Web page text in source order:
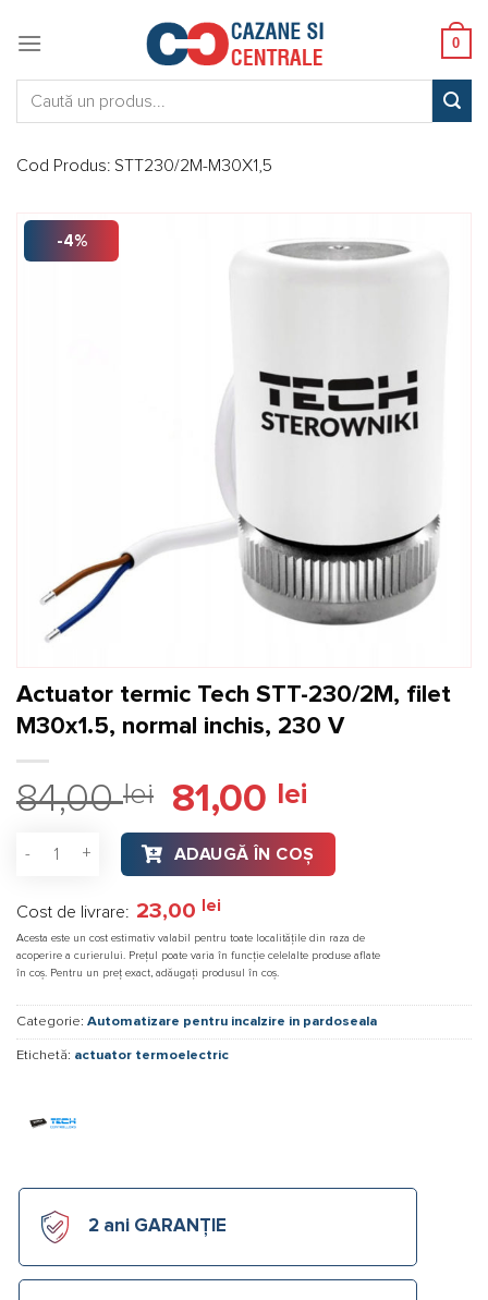
0
Cod Produs: STT230/2M-M30X1,5
-4%
Actuator termic Tech STT-230/2M, filet
M30x1.5, normal inchis, 230 V
84,00lei
Prețul
inițial
a
fost:
84,00 lei.
81,00 leiPrețul
este:
81,00 lei.
Cantitate Actuator termic Tech STT-230/2M, filet M30x1.5,
ADAUGĂ ÎN COȘ
Cost de livrare: 23,00 lei
Acesta este un cost estimativ valabil pentru toate localitățile din raza de
acoperire a curierului. Prețul poate varia în funcție celelalte produse aflate
în coș. Pentru un preț exact, adăugați produsul în coș.
Categorie: Automatizare pentru incalzire in pardoseala
Etichetă: actuator termoelectric
2 ani GARANȚIE